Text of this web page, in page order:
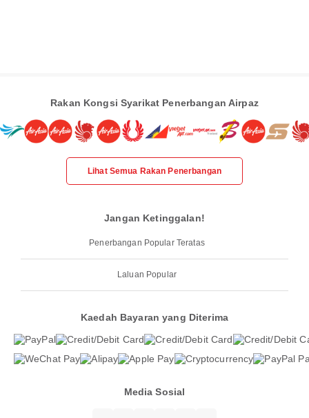
Rakan Kongsi Syarikat Penerbangan Airpaz
Lihat Semua Rakan Penerbangan
Jangan Ketinggalan!
Penerbangan Popular Teratas
Laluan Popular
Kaedah Bayaran yang Diterima
Media Sosial